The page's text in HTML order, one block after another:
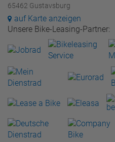
65462 Gustavsburg
auf Karte anzeigen
Unsere Bike-Leasing-Partner: